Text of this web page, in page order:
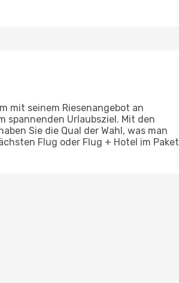
mit seinem Riesenangebot an
Urlaubsziel. Mit den
Sie die Qual der Wahl, was man
Flug oder Flug + Hotel im Paket